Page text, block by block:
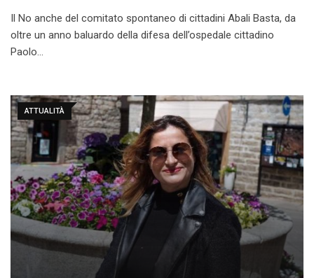
Il No anche del comitato spontaneo di cittadini Abali Basta, da
oltre un anno baluardo della difesa dell’ospedale cittadino
Paolo…
ATTUALITÀ